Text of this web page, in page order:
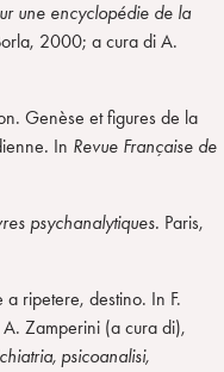
une encyclopédie de la
2000; a cura di A.
Genèse et figures de la
. In Revue Française de
psychanalytiques. Paris,
ripetere, destino. In F.
Zamperini (a cura di),
psicoanalisi,